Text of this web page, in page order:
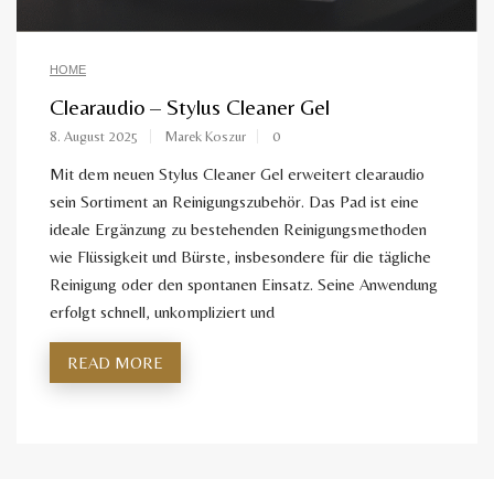
HOME
Clearaudio – Stylus Cleaner Gel
8. August 2025 Marek Koszur 0
Mit dem neuen Stylus Cleaner Gel erweitert clearaudio
sein Sortiment an Reinigungszubehör. Das Pad ist eine
ideale Ergänzung zu bestehenden Reinigungsmethoden
wie Flüssigkeit und Bürste, insbesondere für die tägliche
Reinigung oder den spontanen Einsatz. Seine Anwendung
erfolgt schnell, unkompliziert und
READ MORE